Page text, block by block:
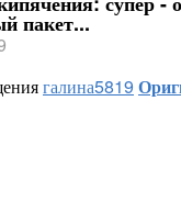
пакет...
галина5819